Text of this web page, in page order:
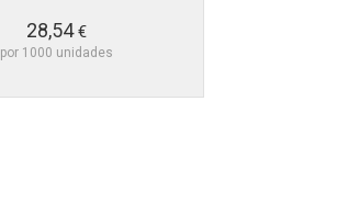
28,54 €
por 1000 unidades